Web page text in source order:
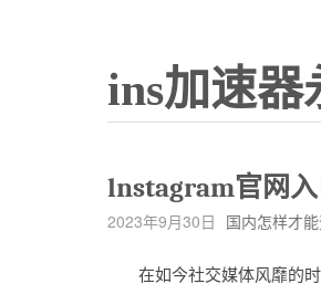
ins加速器
lnstagram官网入
2023年9月30日 国内怎样才
在如今社交媒体风靡的时